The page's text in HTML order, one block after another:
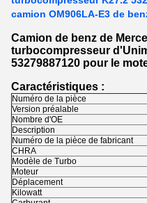
camion OM906LA-E3 de
Camion de benz de
turbocompresseur
53279887120 pour le
Caractéristiques :
Numéro de la pièce
Version préalable
Nombre d'OE
Description
Numéro de la pièce de fabricant
CHRA
Modèle de Turbo
Moteur
Déplacement
Kilowatt